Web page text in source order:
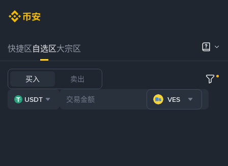
快捷区自选区大宗区
买入 卖出
USDT VES